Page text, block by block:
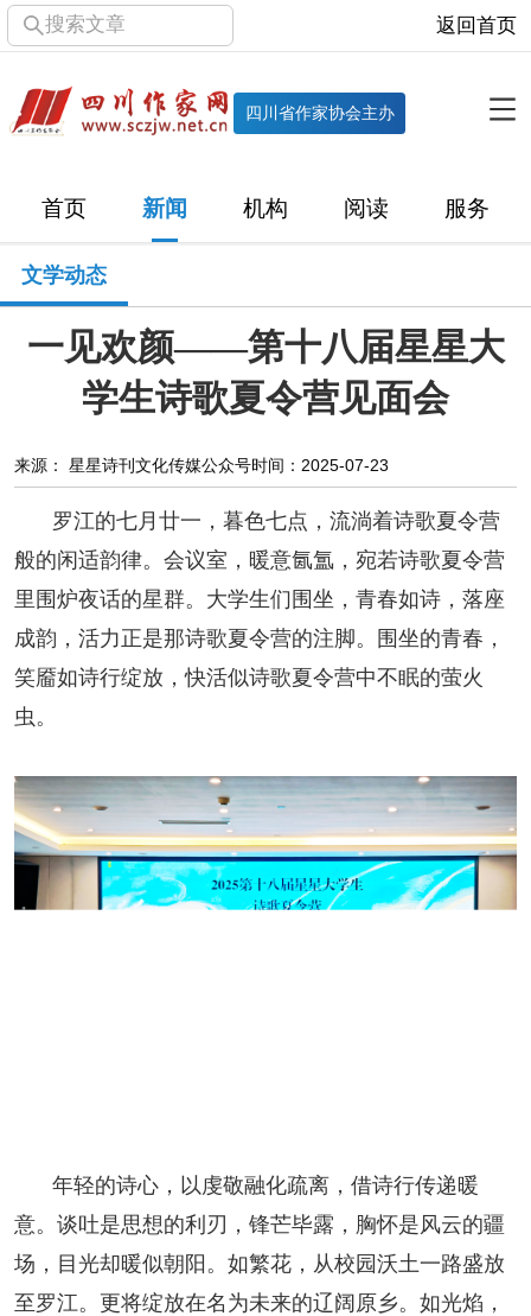
搜索文章 返回首页
四川省作家协会主办
首页 新闻 机构 阅读 服务
机构
直属单位 团体会员 主管社团 专门委员会
历届主席团
时政 文学动态 作协工作 市州作协
十百千 网络文学 万千百十
阅读
小说 散文 诗歌 文学评论
校园文学 其他阅读 文学访谈 作家新作
新书快讯
服务
入会须知 会员管理 文学奖项 报刊联盟
四川文学 星星诗刊 当代文坛 四川作家报
专题专栏
文学动态
一见欢颜——第十八届星星大
学生诗歌夏令营见面会
来源： 星星诗刊文化传媒公众号时间：2025-07-23
罗江的七月廿一，暮色七点，流淌着诗歌夏令营
般的闲适韵律。会议室，暖意氤氲，宛若诗歌夏令营
里围炉夜话的星群。大学生们围坐，青春如诗，落座
成韵，活力正是那诗歌夏令营的注脚。围坐的青春，
笑靥如诗行绽放，快活似诗歌夏令营中不眠的萤火
虫。
年轻的诗心，以虔敬融化疏离，借诗行传递暖
意。谈吐是思想的利刃，锋芒毕露，胸怀是风云的疆
场，目光却暖似朝阳。如繁花，从校园沃土一路盛放
至罗江。更将绽放在名为未来的辽阔原乡。如光焰，